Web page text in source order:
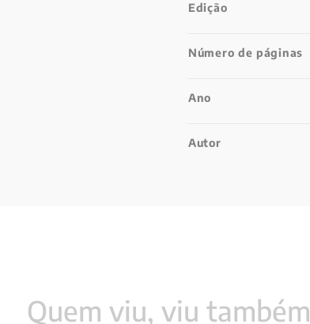
Edição
Número de páginas
Ano
Autor
Quem viu, viu também